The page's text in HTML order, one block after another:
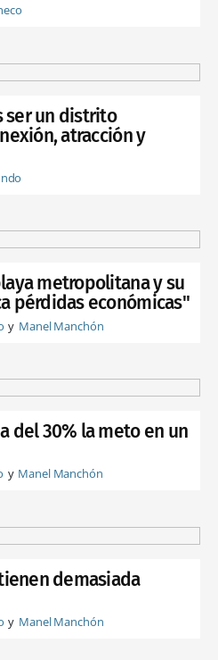
ser un distrito
atracción y
metropolitana y su
pérdidas económicas"
Manel Manchón
del 30% la meto en un
Manel Manchón
demasiada
Manel Manchón